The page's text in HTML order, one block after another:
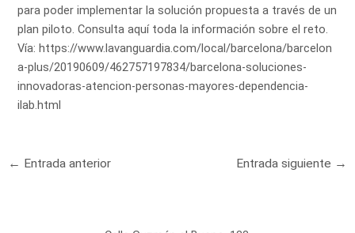
para poder implementar la solución propuesta a través de un
plan piloto.Consulta aquí toda la información sobre el reto.
Vía: https://www.lavanguardia.com/local/barcelona/barcelon
a-plus/20190609/462757197834/barcelona-soluciones-
innovadoras-atencion-personas-mayores-dependencia-
ilab.html
← Entrada anterior Entrada siguiente →